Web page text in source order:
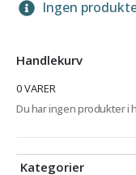
Ingen
Handlekurv
0 VARER
Du har ingen produkter i
Kategorier